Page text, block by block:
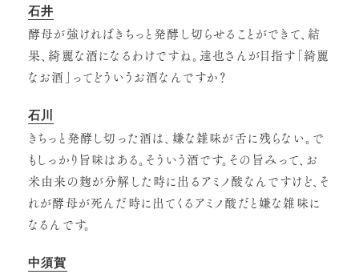
石井
酵母が強ければきちっと発酵し切らせることができて、結
果、綺麗な酒になるわけですね。達也さんが目指す「綺麗
なお酒」ってどういうお酒なんですか？
石川
きちっと発酵し切った酒は、嫌な雑味が舌に残らない。で
もしっかり旨味はある。そういう酒です。その旨みって、お
米由来の麹が分解した時に出るアミノ酸なんですけど、そ
れが酵母が死んだ時に出てくるアミノ酸だと嫌な雑味に
なるんです。
中須賀